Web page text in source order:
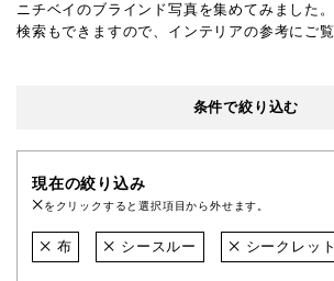
ニチベイのブラインド写真を集めてみました。
検索もできますので、インテリアの参考にご覧
条件で絞り込む
現在の絞り込み
をクリックすると選択項目から外せます。
布 シースルー シークレット